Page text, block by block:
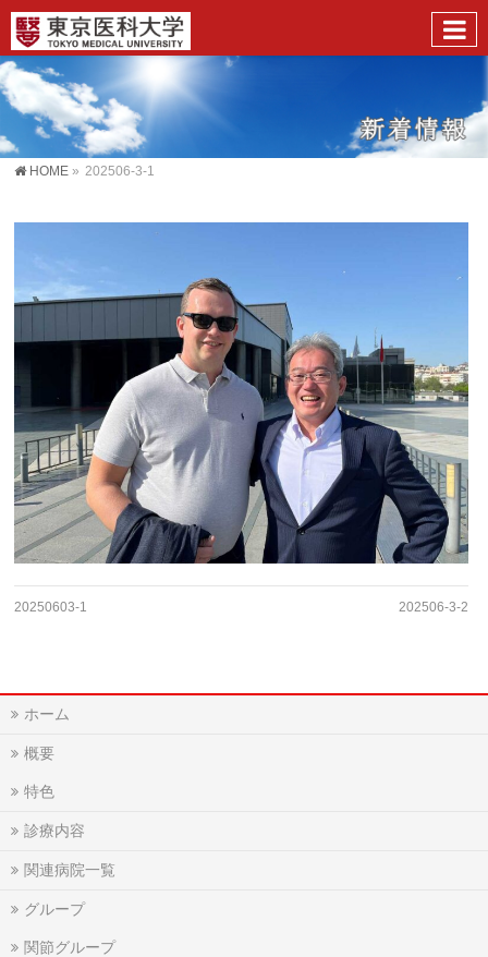
HOME » 202506-3-1
20250603-1 202506-3-2
ホーム
概要
特色
診療内容
関連病院一覧
グループ
関節グループ